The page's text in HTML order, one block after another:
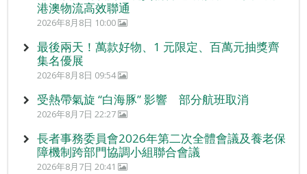
港澳物流高效聯通
2026年8月8日 10:00
最後兩天！萬款好物、1 元限定、百萬元抽獎齊
集名優展
2026年8月8日 09:54
受熱帶氣旋 “白海豚” 影響 部分航班取消
2026年8月7日 22:27
長者事務委員會2026年第二次全體會議及養老保
障機制跨部門協調小組聯合會議
2026年8月7日 20:41